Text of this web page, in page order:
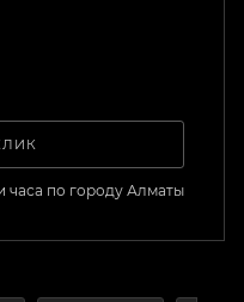
часа по городу Алматы